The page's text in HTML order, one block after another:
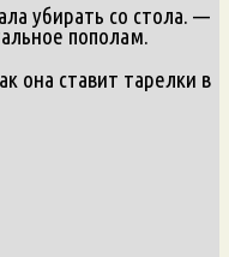
убирать со стола. —
пополам.
она ставит тарелки в